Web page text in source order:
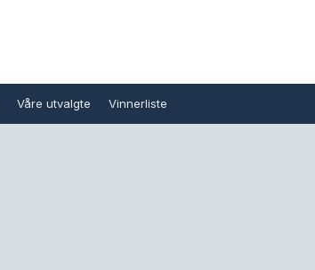
Våre utvalgte Vinnerliste